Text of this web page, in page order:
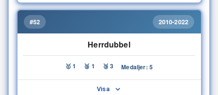
#52 2010-2022
Herrdubbel
🥇 1 🥈 1 🥉 3 Medaljer: 5
Visa